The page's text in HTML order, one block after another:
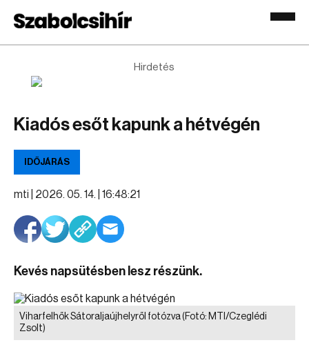
Hirdetés
Kiadós esőt kapunk a hétvégén
IDŐJÁRÁS
mti | 2026. 05. 14. | 16:48:21
Kevés napsütésben lesz részünk.
Viharfelhők Sátoraljaújhelyről fotózva(Fotó: MTI/Czeglédi
Zsolt)